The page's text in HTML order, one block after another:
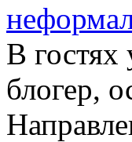
В
блогер,